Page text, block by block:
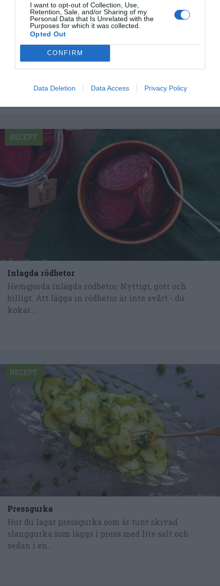
I want to opt-out of Collection, Use,
Retention, Sale, and/or Sharing of my
Personal Data that Is Unrelated with the
Purposes for which it was collected.
Opted Out
CONFIRM
Data Deletion Data Access Privacy Policy
Inlagda polkabetor och gulbetor
Inlagda polkabetor och gulbetor. En variant på
vanliga inlagda rödbetor . Betor är lätt att lägga in...
Inlagda rödbetor
Hemgjorda inlagda rödbetor. Nyttigt, gott och
billigt. Att lägga in rödbetor är inte svårt - du
kokar...
RECEPT
Pressgurka
Hur du lagar pressgurka som är tunt skivad
slanggurka som läggs i press med lite salt och
sedan i en...
RECEPT